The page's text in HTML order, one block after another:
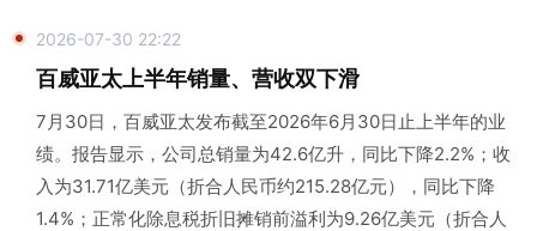
2026-07-30 22:22
百威亚太上半年销量、营收双下滑
7月30日，百威亚太发布截至2026年6月30日止上半年的业
绩。报告显示，公司总销量为42.6亿升，同比下降2.2%；收
入为31.71亿美元（折合人民币约215.28亿元），同比下降
1.4%；正常化除息税折旧摊销前溢利为9.26亿美元（折合人